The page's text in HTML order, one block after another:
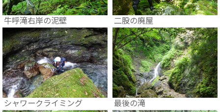
牛呼滝右岸の泥壁 二股の廃屋
シャワークライミング 最後の滝